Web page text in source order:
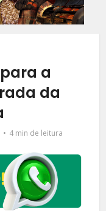
a
da
4 min de leitura